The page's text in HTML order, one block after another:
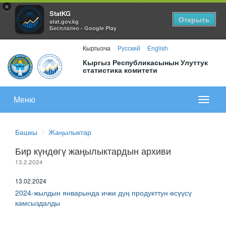
×
StatKG
stat.gov.kg
Бесплатно - Google Play
Открыть
Кыргызча Русский English
Кыргыз Республикасынын Улуттук
статистика комитети
меню
Меню
Башкы Жаңылыктар
Бир күндөгү жаңылыктардын архиви
13.2.2024
13.02.2024
2024-жылдын январында ички дүӊ продукттун өсүүсү
камсыздалды